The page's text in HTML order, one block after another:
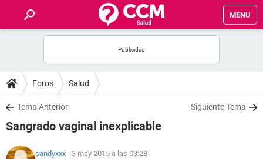
MENU
FOROS
SALUD
FAMILIA
Foros Salud
Tema Anterior Siguiente Tema
Sangrado vaginal inexplicable
sandyxxx - 3 may 2015 a las 03:28